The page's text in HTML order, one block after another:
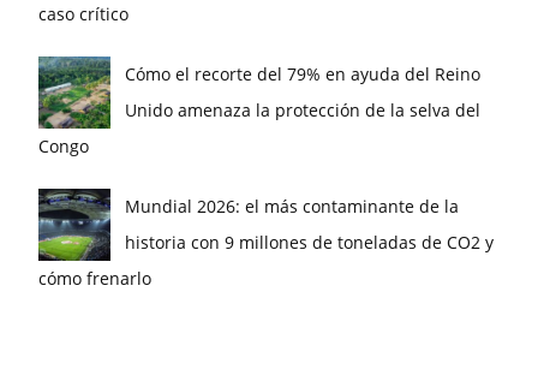
caso crítico
Cómo el recorte del 79% en ayuda del Reino
Unido amenaza la protección de la selva del
Congo
Mundial 2026: el más contaminante de la
historia con 9 millones de toneladas de CO2 y
cómo frenarlo